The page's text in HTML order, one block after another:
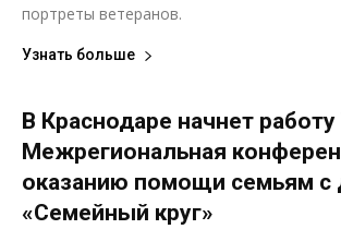
портреты ветеранов.
Узнать больше
В Краснодаре начнет работу
Межрегиональная
оказанию помощи семьям с
«Семейный круг»